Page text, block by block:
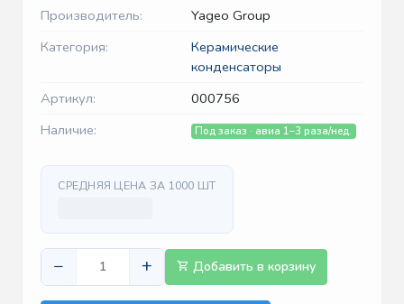
Производитель:
Yageo Group
Категория:
Керамические
конденсаторы
Артикул:
000756
Наличие:
Под заказ · авиа 1–3 раза/нед.
СРЕДНЯЯ ЦЕНА ЗА 1000 ШТ
− + Добавить в корзину